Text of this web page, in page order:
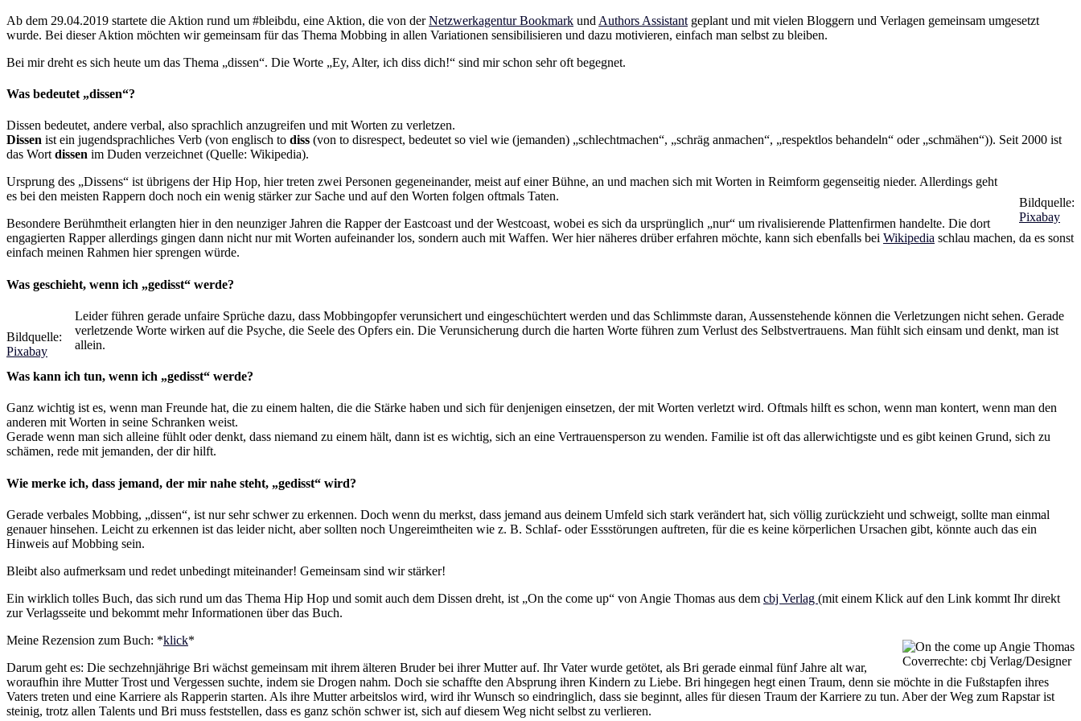
Ab dem 29.04.2019 startete die Aktion rund um #bleibdu, eine Aktion, die von derNetzwerkagentur Bookmark und Authors Assistant geplant und mit vielen Bloggern und Verlagen gemeinsam umgesetzt
wurde. Bei dieser Aktion möchten wir gemeinsam für das Thema Mobbing in allen Variationen sensibilisieren und dazu motivieren, einfach man selbst zu bleiben.
Bei mir dreht es sich heute um das Thema „dissen“. Die Worte „Ey, Alter, ich diss dich!“ sind mir schon sehr oft begegnet.
Was bedeutet „dissen“?
Dissen bedeutet, andere verbal, also sprachlich anzugreifen und mit Worten zu verletzen.
Dissen ist ein jugendsprachliches Verb (von englisch to diss (von to disrespect, bedeutet so viel wie (jemanden) „schlechtmachen“, „schräg anmachen“, „respektlos behandeln“ oder „schmähen“)). Seit 2000 ist
das Wort dissen im Duden verzeichnet (Quelle: Wikipedia).
Bildquelle:
Pixabay
Ursprung des „Dissens“ ist übrigens der Hip Hop, hier treten zwei Personen gegeneinander, meist auf einer Bühne, an und machen sich mit Worten in Reimform gegenseitig nieder. Allerdings geht
es bei den meisten Rappern doch noch ein wenig stärker zur Sache und auf den Worten folgen oftmals Taten.
Besondere Berühmtheit erlangten hier in den neunziger Jahren die Rapper der Eastcoast und der Westcoast, wobei es sich da ursprünglich „nur“ um rivalisierende Plattenfirmen handelte. Die dort
engagierten Rapper allerdings gingen dann nicht nur mit Worten aufeinander los, sondern auch mit Waffen. Wer hier näheres drüber erfahren möchte, kann sich ebenfalls bei Wikipedia schlau machen, da es sonst
einfach meinen Rahmen hier sprengen würde.
Was geschieht, wenn ich „gedisst“ werde?
Bildquelle:
Pixabay
Leider führen gerade unfaire Sprüche dazu, dass Mobbingopfer verunsichert und eingeschüchtert werden und das Schlimmste daran, Aussenstehende können die Verletzungen nicht sehen. Gerade
verletzende Worte wirken auf die Psyche, die Seele des Opfers ein. Die Verunsicherung durch die harten Worte führen zum Verlust des Selbstvertrauens. Man fühlt sich einsam und denkt, man ist
allein.
Was kann ich tun, wenn ich „gedisst“ werde?
Ganz wichtig ist es, wenn man Freunde hat, die zu einem halten, die die Stärke haben und sich für denjenigen einsetzen, der mit Worten verletzt wird. Oftmals hilft es schon, wenn man kontert, wenn man den
anderen mit Worten in seine Schranken weist.
Gerade wenn man sich alleine fühlt oder denkt, dass niemand zu einem hält, dann ist es wichtig, sich an eine Vertrauensperson zu wenden. Familie ist oft das allerwichtigste und es gibt keinen Grund, sich zu
schämen, rede mit jemanden, der dir hilft.
Wie merke ich, dass jemand, der mir nahe steht, „gedisst“ wird?
Gerade verbales Mobbing, „dissen“, ist nur sehr schwer zu erkennen. Doch wenn du merkst, dass jemand aus deinem Umfeld sich stark verändert hat, sich völlig zurückzieht und schweigt, sollte man einmal
genauer hinsehen. Leicht zu erkennen ist das leider nicht, aber sollten noch Ungereimtheiten wie z. B. Schlaf- oder Essstörungen auftreten, für die es keine körperlichen Ursachen gibt, könnte auch das ein
Hinweis auf Mobbing sein.
Bleibt also aufmerksam und redet unbedingt miteinander! Gemeinsam sind wir stärker!
Ein wirklich tolles Buch, das sich rund um das Thema Hip Hop und somit auch dem Dissen dreht, ist „On the come up“ von Angie Thomas aus dem cbj Verlag (mit einem Klick auf den Link kommt Ihr direkt
zur Verlagsseite und bekommt mehr Informationen über das Buch.
Coverrechte: cbj Verlag/Designer
Meine Rezension zum Buch: *klick*
Darum geht es: Die sechzehnjährige Bri wächst gemeinsam mit ihrem älteren Bruder bei ihrer Mutter auf. Ihr Vater wurde getötet, als Bri gerade einmal fünf Jahre alt war,
woraufhin ihre Mutter Trost und Vergessen suchte, indem sie Drogen nahm. Doch sie schaffte den Absprung ihren Kindern zu Liebe. Bri hingegen hegt einen Traum, denn sie möchte in die Fußstapfen ihres
Vaters treten und eine Karriere als Rapperin starten. Als ihre Mutter arbeitslos wird, wird ihr Wunsch so eindringlich, dass sie beginnt, alles für diesen Traum der Karriere zu tun. Aber der Weg zum Rapstar ist
steinig, trotz allen Talents und Bri muss feststellen, dass es ganz schön schwer ist, sich auf diesem Weg nicht selbst zu verlieren.